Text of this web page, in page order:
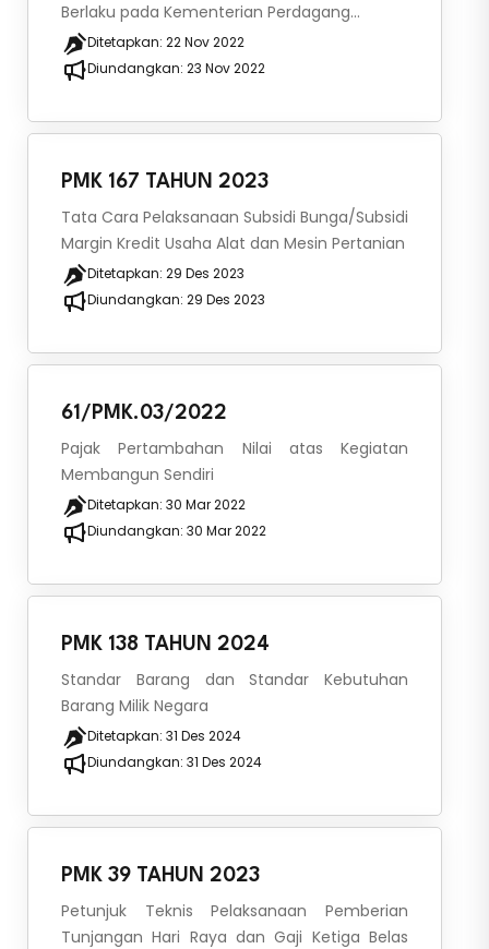
Berlaku pada Kementerian Perdagang...
Ditetapkan: 22 Nov 2022
Diundangkan: 23 Nov 2022
PMK 167 TAHUN 2023
Tata Cara Pelaksanaan Subsidi Bunga/Subsidi
Margin Kredit Usaha Alat dan Mesin Pertanian
Ditetapkan: 29 Des 2023
Diundangkan: 29 Des 2023
61/PMK.03/2022
Pajak Pertambahan Nilai atas Kegiatan
Membangun Sendiri
Ditetapkan: 30 Mar 2022
Diundangkan: 30 Mar 2022
PMK 138 TAHUN 2024
Standar Barang dan Standar Kebutuhan
Barang Milik Negara
Ditetapkan: 31 Des 2024
Diundangkan: 31 Des 2024
PMK 39 TAHUN 2023
Petunjuk Teknis Pelaksanaan Pemberian
Tunjangan Hari Raya dan Gaji Ketiga Belas